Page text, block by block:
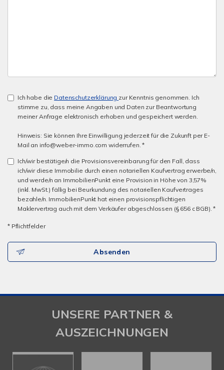
Ich habe die Datenschutzerklärung zur Kenntnis genommen. Ich
stimme zu, dass meine Angaben und Daten zur Beantwortung
meiner Anfrage elektronisch erhoben und gespeichert werden.
Hinweis: Sie können Ihre Einwilligung jederzeit für die Zukunft per E-
Mail an info@weber-immo.com widerrufen. *
Ich/wir bestätige/n die Provisionsvereinbarung für den Fall, dass
ich/wir diese Immobilie durch einen notariellen Kaufvertrag erwerbe/n,
und werde/n an ImmobilienPunkt eine Provision in Höhe von 3,57%
(inkl. MwSt.) fällig bei Beurkundung des notariellen Kaufvertrages
bezahle/n. ImmobilienPunkt hat einen provisionspflichtigen
Maklervertrag auch mit dem Verkäufer abgeschlossen (§ 656 c BGB). *
* Pflichtfelder
Absenden
UNSERE PARTNER &
AUSZEICHNUNGEN